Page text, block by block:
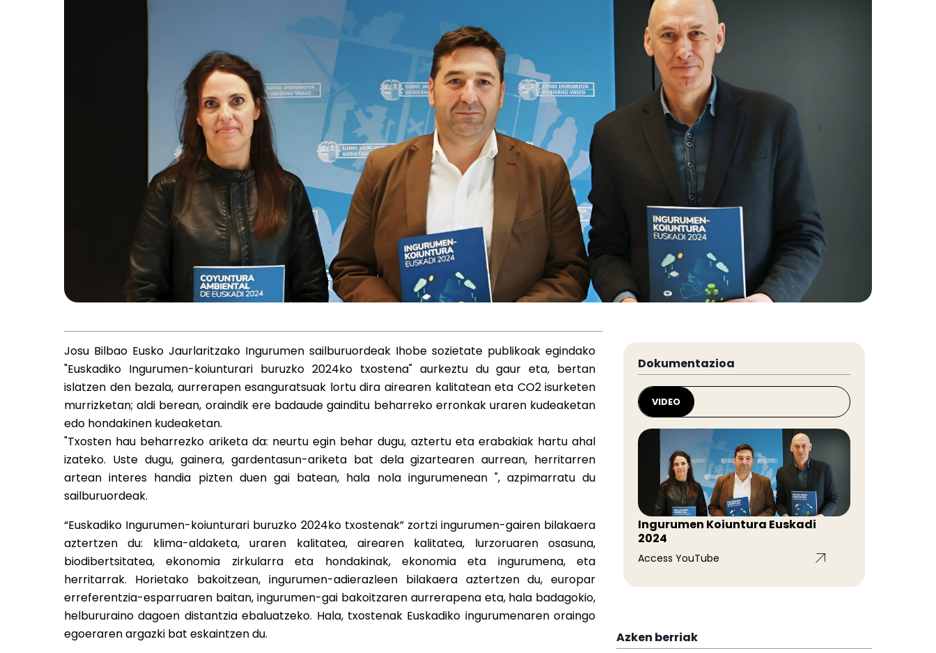
Josu Bilbao Eusko Jaurlaritzako Ingurumen sailburuordeak Ihobe sozietate publikoak egindako
"Euskadiko Ingurumen-koiunturari buruzko 2024ko txostena" aurkeztu du gaur eta, bertan
islatzen den bezala, aurrerapen esanguratsuak lortu dira airearen kalitatean eta CO2 isurketen
murrizketan; aldi berean, oraindik ere badaude gainditu beharreko erronkak uraren kudeaketan
edo hondakinen kudeaketan.
"Txosten hau beharrezko ariketa da: neurtu egin behar dugu, aztertu eta erabakiak hartu ahal
izateko. Uste dugu, gainera, gardentasun-ariketa bat dela gizartearen aurrean, herritarren
artean interes handia pizten duen gai batean, hala nola ingurumenean ", azpimarratu du
sailburuordeak.
“Euskadiko Ingurumen-koiunturari buruzko 2024ko txostenak” zortzi ingurumen-gairen bilakaera
aztertzen du: klima-aldaketa, uraren kalitatea, airearen kalitatea, lurzoruaren osasuna,
biodibertsitatea, ekonomia zirkularra eta hondakinak, ekonomia eta ingurumena, eta
herritarrak. Horietako bakoitzean, ingurumen-adierazleen bilakaera aztertzen du, europar
erreferentzia-esparruaren baitan, ingurumen-gai bakoitzaren aurrerapena eta, hala badagokio,
helbururaino dagoen distantzia ebaluatzeko. Hala, txostenak Euskadiko ingurumenaren oraingo
egoeraren argazki bat eskaintzen du.
Dokumentazioa
VIDEO
Ingurumen Koiuntura Euskadi
2024
Access YouTube
Azken berriak